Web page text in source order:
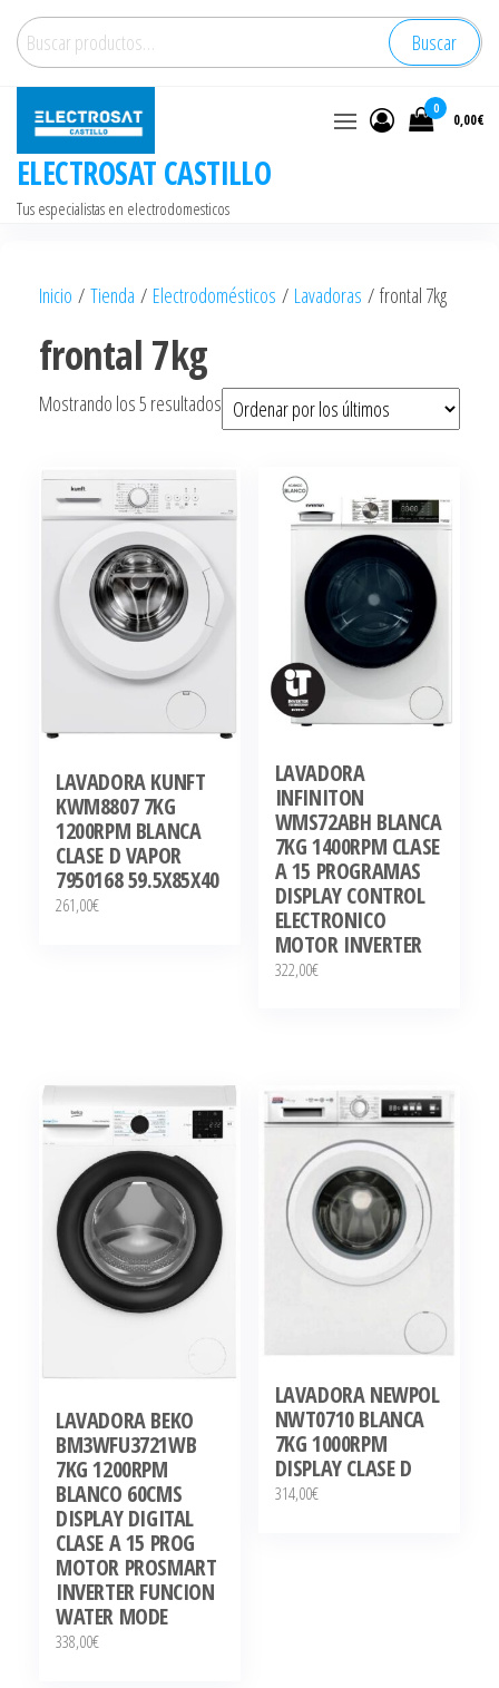
Saltar
contenido
Buscar
por:
Buscar
ELECTROSAT CASTILLO
Tus especialistas en electrodomesticos
0
0,00€
Inicio / Tienda / Electrodomésticos / Lavadoras / frontal 7kg
frontal 7kg
Mostrando los 5 resultados Ordenado
por
LAVADORA KUNFT
KWM8807 7KG
1200RPM BLANCA
CLASE D VAPOR
7950168 59.5X85X40
261,00€
LAVADORA
INFINITON
WMS72ABH BLANCA
7KG 1400RPM CLASE
A 15 PROGRAMAS
DISPLAY CONTROL
ELECTRONICO
MOTOR INVERTER
322,00€
LAVADORA BEKO
BM3WFU3721WB
7KG 1200RPM
BLANCO 60CMS
DISPLAY DIGITAL
CLASE A 15 PROG
MOTOR PROSMART
INVERTER FUNCION
WATER MODE
338,00€
LAVADORA NEWPOL
NWT0710 BLANCA
7KG 1000RPM
DISPLAY CLASE D
314,00€